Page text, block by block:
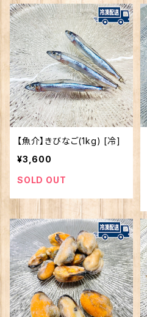
【魚介】きびなご(1kg) [冷]
¥3,600
SOLD OUT